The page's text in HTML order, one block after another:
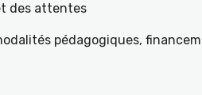
des attentes
pédagogiques,